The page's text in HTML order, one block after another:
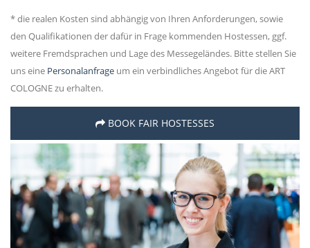
* die realen Kosten sind abhängig von Ihren Anforderungen, sowie
den Qualifikationen der dafür in Frage kommenden Hostessen, ggf.
weitere Fremdsprachen und Lage des Messegeländes. Bitte stellen Sie
uns eine Personalanfrage um ein verbindliches Angebot für die ART
COLOGNE zu erhalten.
BOOK FAIR HOSTESSES